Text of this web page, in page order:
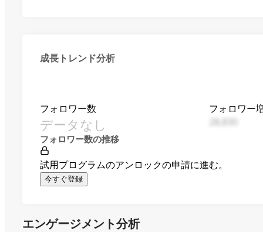
成長トレンド分析
フォロワー数
データなし
フォロワー
フォロワー数の推移
試用プログラムのアンロックの申請に進む。
今すぐ登録
エンゲージメント分析